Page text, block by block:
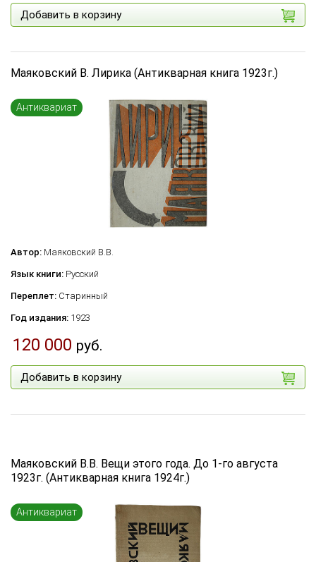
Добавить в корзину
Маяковский В. Лирика (Антикварная книга 1923г.)
Антиквариат
Автор: Маяковский В.В.
Язык книги: Русский
Переплет: Старинный
Год издания: 1923
120 000 руб.
Добавить в корзину
Маяковский В.В. Вещи этого года. До 1-го августа
1923г. (Антикварная книга 1924г.)
Антиквариат